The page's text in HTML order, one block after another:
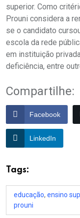
superior. Como
Prouni considera a
se o candidato
escola da rede
em instituição
deficiência, entre
Compartilhe:
Facebook
LinkedIn
Tags:
educação, ensino
prouni